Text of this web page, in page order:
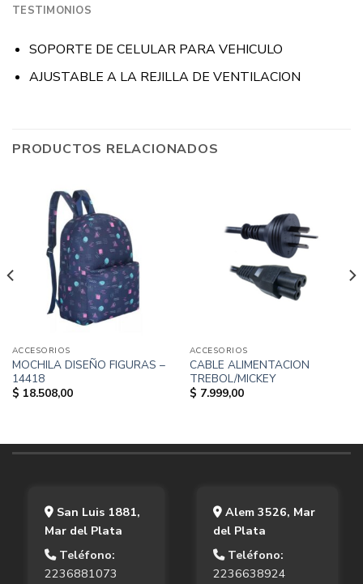
TESTIMONIOS
SOPORTE DE CELULAR PARA VEHICULO
AJUSTABLE A LA REJILLA DE VENTILACION
PRODUCTOS RELACIONADOS
ACCESORIOS
MOCHILA DISEÑO FIGURAS –
14418
$ 18.508,00
ACCESORIOS
CABLE ALIMENTACION
TREBOL/MICKEY
$ 7.999,00
San Luis 1881,
Mar del Plata
Teléfono:
2236881073
Alem 3526, Mar
del Plata
Teléfono:
2236638924